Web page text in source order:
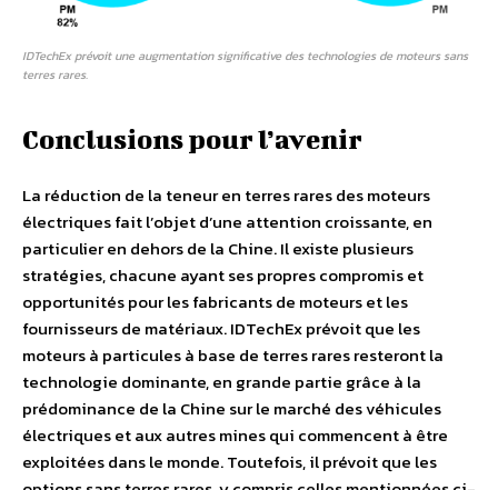
IDTechEx prévoit une augmentation significative des technologies de moteurs sans
terres rares.
Conclusions pour l’avenir
La réduction de la teneur en terres rares des moteurs
électriques fait l’objet d’une attention croissante, en
particulier en dehors de la Chine. Il existe plusieurs
stratégies, chacune ayant ses propres compromis et
opportunités pour les fabricants de moteurs et les
fournisseurs de matériaux. IDTechEx prévoit que les
moteurs à particules à base de terres rares resteront la
technologie dominante, en grande partie grâce à la
prédominance de la Chine sur le marché des véhicules
électriques et aux autres mines qui commencent à être
exploitées dans le monde. Toutefois, il prévoit que les